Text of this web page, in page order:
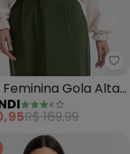
Manga Longa
Feminina Gola Alta
R$ 169,99